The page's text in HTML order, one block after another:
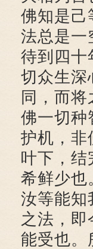
佛知是己
法总是一
待到四十
切众生深
同，而
佛一切种
护机，非
叶下，结
希鲜少也
汝等能知
之法，
能受也。